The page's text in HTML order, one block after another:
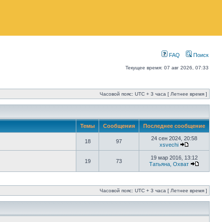
FAQ Поиск
Текущее время: 07 авг 2026, 07:33
Часовой пояс: UTC + 3 часа [ Летнее время ]
Темы Сообщения Последнее сообщение
18 97
24 сен 2024, 20:58
xsvechi
19 73
19 мар 2016, 13:12
Татьяна, Охват
Часовой пояс: UTC + 3 часа [ Летнее время ]